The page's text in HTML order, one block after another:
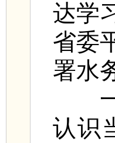
达学
省委
署水
一
认识